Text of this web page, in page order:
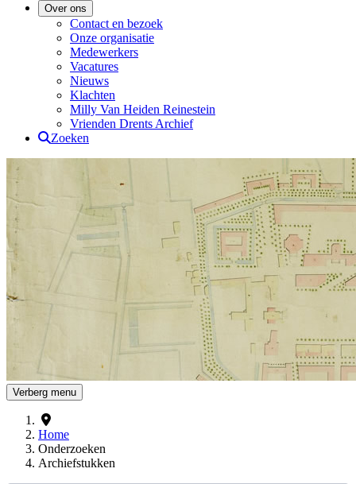
Over ons
Contact en bezoek
Onze organisatie
Medewerkers
Vacatures
Nieuws
Klachten
Milly Van Heiden Reinestein
Vrienden Drents Archief
Zoeken
Drents Archief
Verberg menu
Home
Onderzoeken
Archiefstukken